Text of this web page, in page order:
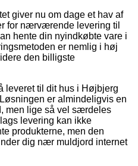
giver nu om dage et hav af
for nærværende levering til
hente din nyindkøbte vare i
er nemlig i høj
den billigste
leveret til dit hus i Højbjerg
er almindeligvis en
men lige så vel særdeles
levering kan ikke
produkterne, men den
dig nær muldjord internet